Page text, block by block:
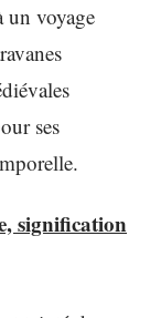
un voyage
ses
signification